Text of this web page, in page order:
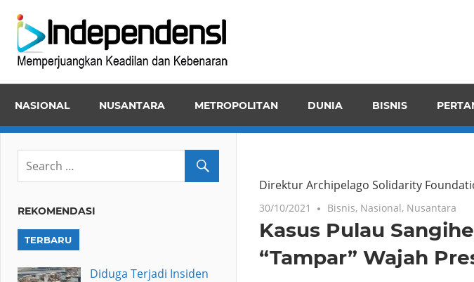
content
dan
NASIONAL NUSANTARA METROPOLITAN DUNIA BISNIS
Direktur Archipelago Solidarity
30/10/2021 Bisnis, Nasional, Nusantara
Kasus Pulau
“Tampar” Wajah
REKOMENDASI
TERBARU
Diduga Terjadi Insiden